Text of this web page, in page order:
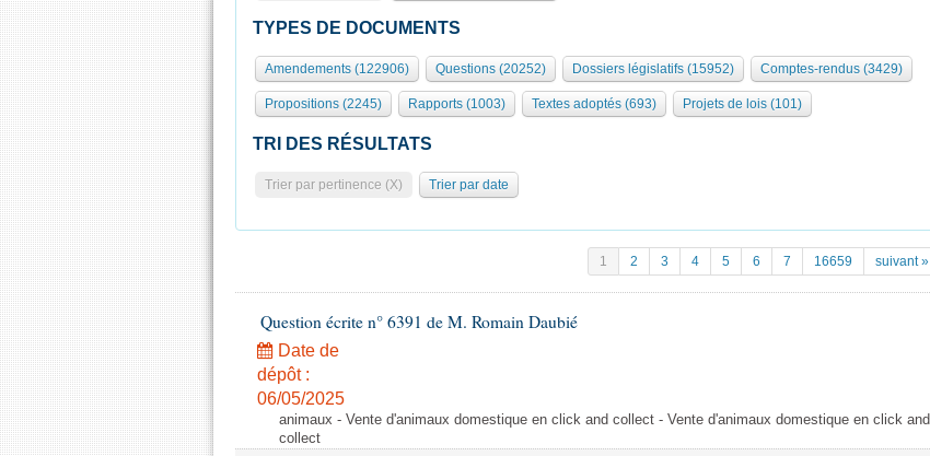
TYPES DE DOCUMENTS
Amendements (122906) Questions (20252) Dossiers législatifs (15952) Comptes-rendus (3429)
Propositions (2245) Rapports (1003) Textes adoptés (693) Projets de lois (101)
TRI DES RÉSULTATS
Trier par pertinence (X) Trier par date
1 2 3 4 5 6 7 16659 suivant »
Question écrite n° 6391 de M. Romain Daubié
Date de
dépôt :
06/05/2025
animaux - Vente d'animaux domestique en click and collect - Vente d'animaux domestique en click and
collect